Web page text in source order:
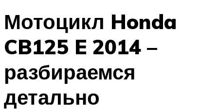
Мотоцикл Honda
CB125 E 2014 –
разбираемся
детально